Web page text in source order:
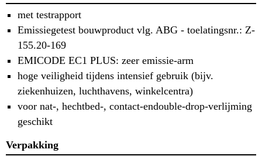
met testrapport
Emissiegetest bouwproduct vlg. ABG - toelatingsnr.: Z-
155.20-169
EMICODE EC1 PLUS: zeer emissie-arm
hoge veiligheid tijdens intensief gebruik (bijv.
ziekenhuizen, luchthavens, winkelcentra)
voor nat-, hechtbed-, contact-endouble-drop-verlijming
geschikt
Verpakking